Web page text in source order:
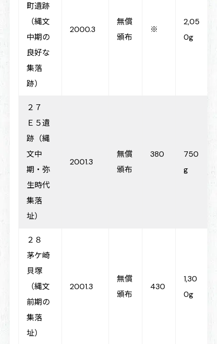
町遺跡
（縄文
中期の
良好な
集落
跡）
2000.3
無償
頒布
※
2,05
0g
２７
Ｅ５遺
跡（縄
文中
期・弥
生時代
集落
址）
2001.3
無償
頒布
380
750
g
２８
茅ケ崎
貝塚
（縄文
前期の
集落
址）
2001.3
無償
頒布
430
1,30
0g